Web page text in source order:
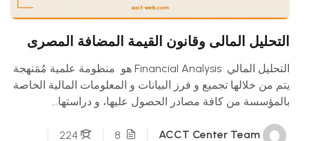
التحليل المالى وقانون القيمة المضافة المصرى
التحليل المالي Financial Analysis هو منظومة علمية مُمَنهجة
يتم من خلالها تجميع و فرز البيانات و المعلومات المالية الخاصة
بالمؤسسة من كافة مصادر الحصول عليها، و دراستها...
ACCT Center Team
8
224